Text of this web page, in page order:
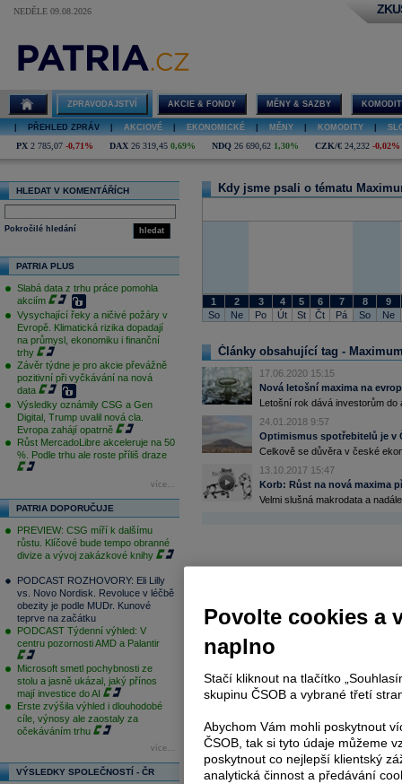
NEDĚLE 09.08.2026
ZPRAVODAJSTVÍ AKCIE & FONDY MĚNY & SAZBY
PŘEHLED ZPRÁV AKCIOVÉ EKONOMICKÉ MĚNY KOMODITY
PX 2 785,07 -0,71% DAX 26 319,45 0,69% NDQ 26 690,62 1,30% CZK/€ 24,232 -0,02%
HLEDAT V KOMENTÁŘÍCH
hledat
Pokročilé hledání
PATRIA PLUS
Slabá data z trhu práce pomohla
akciím
Vysychající řeky a ničivé požáry v
Evropě. Klimatická rizika dopadají
na průmysl, ekonomiku i finanční
trhy
Závěr týdne je pro akcie převážně
pozitivní při vyčkávání na nová
data
Výsledky oznámily CSG a Gen
Digital, Trump uvalil nová cla.
Evropa zahájí opatrně
Růst MercadoLibre akceleruje na 50
%. Podle trhu ale roste příliš draze
více...
PATRIA DOPORUČUJE
PREVIEW: CSG míří k dalšímu
růstu. Klíčové bude tempo obranné
divize a vývoj zakázkové knihy
PODCAST ROZHOVORY: Eli Lilly
vs. Novo Nordisk. Revoluce v léčbě
obezity je podle MUDr. Kunové
teprve na začátku
PODCAST Týdenní výhled: V
centru pozornosti AMD a Palantir
Microsoft smetl pochybnosti ze
stolu a jasně ukázal, jaký přínos
mají investice do AI
Erste zvýšila výhled i dlouhodobé
cíle, výnosy ale zaostaly za
očekáváním trhu
více...
VÝSLEDKY SPOLEČNOSTÍ - ČR
Kdy jsme psali o tématu
1 2 3 4 5 6 7 8
9
So
Ne Po Út St Čt Pá So Ne
Články obsahující tag -
17.06.2020 15:15
Nová letošní maxima na
Letošní rok dává investorům
24.01.2018 9:57
Optimismus spotřebitelů je v
Celkově se důvěra v české
13.10.2017 15:47
Korb: Růst na nová maxima
Velmi slušná makrodata a
Povolte cookies a
naplno
Stačí kliknout na tlačítko
skupinu ČSOB a vybrané třetí
Abychom Vám mohli poskytnout
ČSOB, tak si tyto údaje můžeme
poskytnout co nejlepší klientský
analytická činnost a předávání